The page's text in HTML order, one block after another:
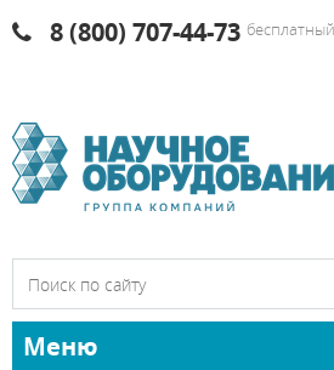
8 (800) 707-44-73
Меню